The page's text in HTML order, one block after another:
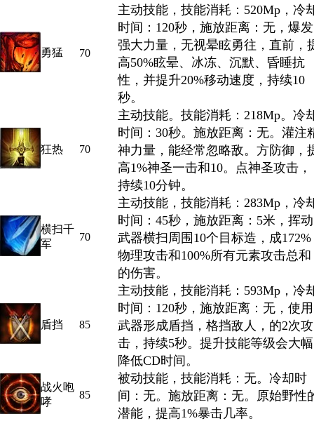
勇猛 70
主动技能，技能消耗：520Mp，冷
时间：120秒，施放距离：无，爆发
强大力量，无视晕眩勇往，直前，
高50%眩晕、冰冻、沉默、昏睡抗
性，并提升20%移动速度，持续10
秒。
狂热 70
主动技能。技能消耗：218Mp。冷
时间：30秒。施放距离：无。灌注
神力量，能经常忽略敌。方防御，
高1%神圣一击和10。点神圣攻击，
持续10分钟。
横扫千
军
70
主动技能，技能消耗：283Mp，冷
时间：45秒，施放距离：5米，挥动
武器横扫周围10个目标造，成172%
物理攻击和100%所有元素攻击总和
的伤害。
盾挡 85
主动技能，技能消耗：593Mp，冷
时间：120秒，施放距离：无，使用
武器形成盾挡，格挡敌人，的2次攻
击，持续5秒。提升技能等级会大幅
降低CD时间。
战火咆
哮
85
被动技能，技能消耗：无。冷却时
间：无。施放距离：无。原始野性
潜能，提高1%暴击几率。